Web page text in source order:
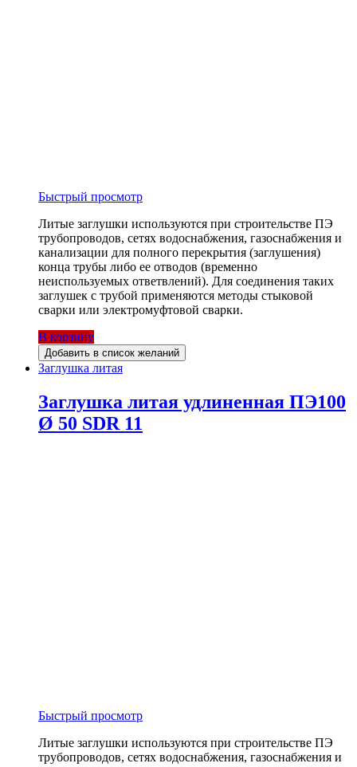
Быстрый просмотр
Литые заглушки используются при строительстве ПЭ
трубопроводов, сетях водоснабжения, газоснабжения и
канализации для полного перекрытия (заглушения)
конца трубы либо ее отводов (временно
неиспользуемых ответвлений). Для соединения таких
заглушек с трубой применяются методы стыковой
сварки или электромуфтовой сварки.
В корзину
Добавить в список желаний
Заглушка литая
Заглушка литая удлиненная ПЭ100
Ø 50 SDR 11
Быстрый просмотр
Литые заглушки используются при строительстве ПЭ
трубопроводов, сетях водоснабжения, газоснабжения и